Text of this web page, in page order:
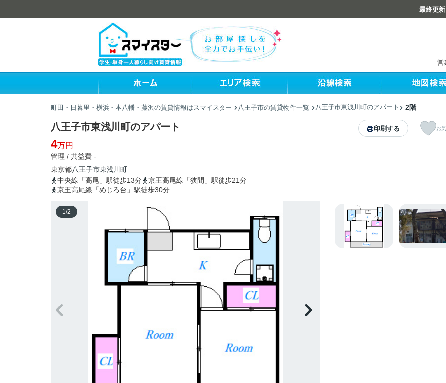
最終更
営
町田・日暮里・横浜・本八幡・藤沢の賃貸情報はスマイスター 八王子市の賃貸物件一覧 八王子市東浅川町のアパート 2階
八王子市東浅川町のアパート
4万円
管理 / 共益費 -
東京都八王子市東浅川町
中央線「高尾」駅徒歩13分
京王高尾線「狭間」駅徒歩21分
京王高尾線「めじろ台」駅徒歩30分
印刷する お
1/2